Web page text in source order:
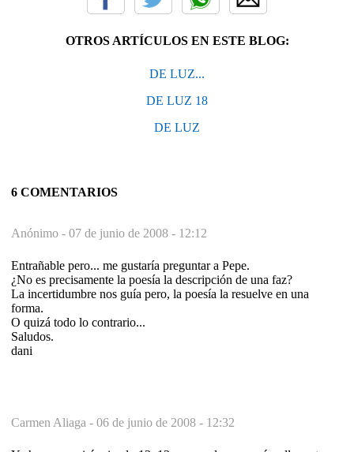
OTROS ARTÍCULOS EN ESTE BLOG:
DE LUZ...
DE LUZ 18
DE LUZ
6 COMENTARIOS
Anónimo - 07 de junio de 2008 - 12:12
Entrañable pero... me gustaría preguntar a Pepe.
¿No es precisamente la poesía la descripción de una faz?
La incertidumbre nos guía pero, la poesía la resuelve en una
forma.
O quizá todo lo contrario...
Saludos.
dani
Carmen Aliaga - 06 de junio de 2008 - 12:32